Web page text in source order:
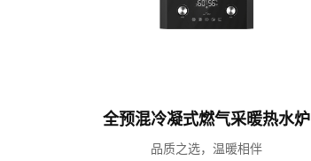
了解更多
全预混冷凝式燃气采暖热水炉
品质之选，温暖相伴